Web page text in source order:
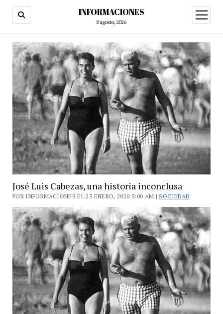
INFORMACIONES
8 agosto, 2026
abrir
menú
José Luis Cabezas, una historia inconclusa
POR INFORMACIONES EL 25 ENERO, 2020 5:00 AM | SOCIEDAD